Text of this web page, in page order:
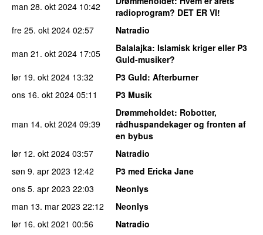
man 28. okt 2024 10:42
radioprogram? DET ER VI!
fre 25. okt 2024 02:57
Natradio
man 21. okt 2024 17:05 Balalajka: Islamisk kriger eller P3
Guld-musiker?
lør 19. okt 2024 13:32 P3 Guld: Afterburner
ons 16. okt 2024 05:11 P3 Musik
man 14. okt 2024 09:39
Drømmeholdet: Robotter,
rådhuspandekager og fronten af
en bybus
lør 12. okt 2024 03:57
Natradio
søn 9. apr 2023 12:42
P3 med Ericka Jane
ons 5. apr 2023 22:03
Neonlys
man 13. mar 2023 22:12
Neonlys
lør 16. okt 2021 00:56 Natradio